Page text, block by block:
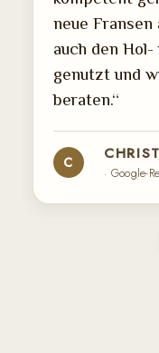
neue
auch den
genutzt und
beraten.“
C
· Google-